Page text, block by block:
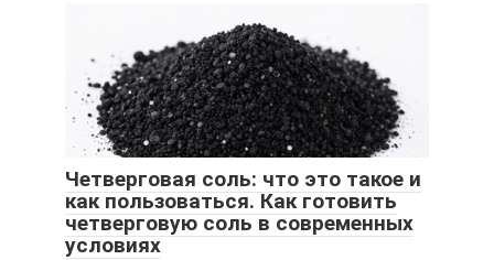
Четверговая соль: что это такое и
как пользоваться. Как готовить
четверговую соль в современных
условиях